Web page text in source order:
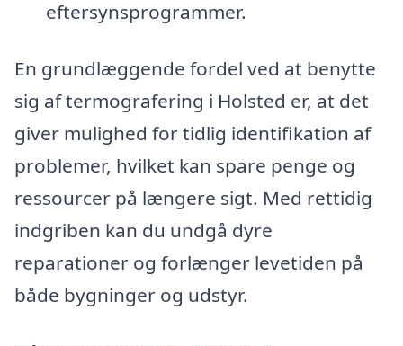
eftersynsprogrammer.
En grundlæggende fordel ved at benytte
sig af termografering i Holsted er, at det
giver mulighed for tidlig identifikation af
problemer, hvilket kan spare penge og
ressourcer på længere sigt. Med rettidig
indgriben kan du undgå dyre
reparationer og forlænger levetiden på
både bygninger og udstyr.